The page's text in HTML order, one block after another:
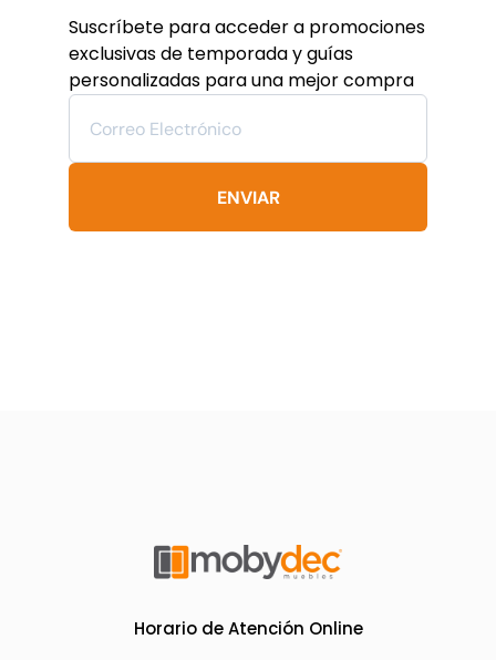
Suscríbete para acceder a promociones
exclusivas de temporada y guías
personalizadas para una mejor compra
ENVIAR
Horario de Atención Online